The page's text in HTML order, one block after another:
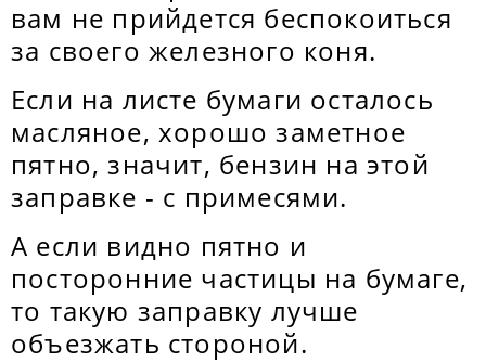
вам не прийдется беспокоиться
за своего железного коня.
Если на листе бумаги осталось
масляное, хорошо заметное
пятно, значит, бензин на этой
заправке - с примесями.
А если видно пятно и
посторонние частицы на бумаге,
то такую заправку лучше
объезжать стороной.